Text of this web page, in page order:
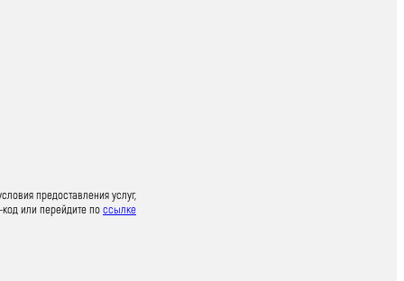
предоставления услуг,
код или перейдите поссылке